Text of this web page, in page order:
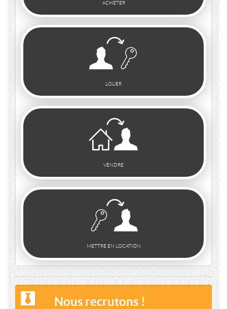
ACHETER
LOUER
VENDRE
METTRE EN LOCATION
Nous recrutons !